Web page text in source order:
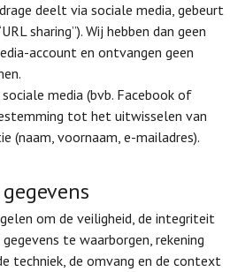
deelt via sociale media, gebeurt
sharing”). Wij hebben dan geen
account en ontvangen geen
media (bvb. Facebook of
tot het uitwisselen van
(naam, voornaam, e-mailadres).
om de veiligheid, de integriteit
te waarborgen, rekening
techniek, de omvang en de context